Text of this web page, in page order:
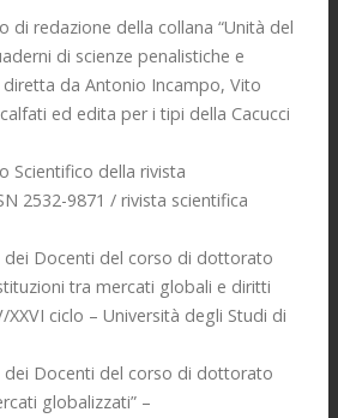
di redazione della collana “Unità del
di scienze penalistiche e
da Antonio Incampo, Vito
ed edita per i tipi della Cacucci
Scientifico della rivista
2532-9871 / rivista scientifica
Docenti del corso di dottorato
tra mercati globali e diritti
XXVI ciclo – Università degli Studi di
Docenti del corso di dottorato
globalizzati” –